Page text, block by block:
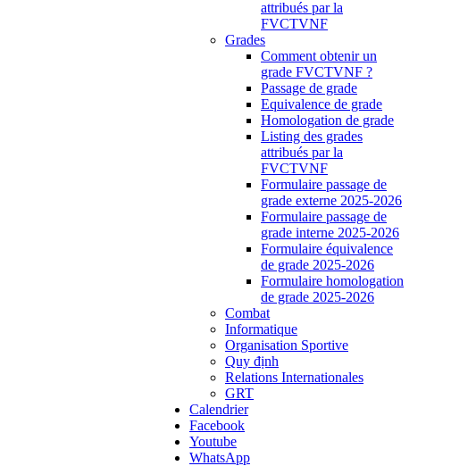
attribués par la
FVCTVNF
Grades
Comment obtenir un
grade FVCTVNF ?
Passage de grade
Equivalence de grade
Homologation de grade
Listing des grades
attribués par la
FVCTVNF
Formulaire passage de
grade externe 2025-2026
Formulaire passage de
grade interne 2025-2026
Formulaire équivalence
de grade 2025-2026
Formulaire homologation
de grade 2025-2026
Combat
Informatique
Organisation Sportive
Quy định
Relations Internationales
GRT
Calendrier
Facebook
Youtube
WhatsApp